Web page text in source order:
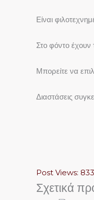
Είναι
Στο φόντο
Μπορείτε να
Διαστάσεις
Post Views: 833
Σχετικά